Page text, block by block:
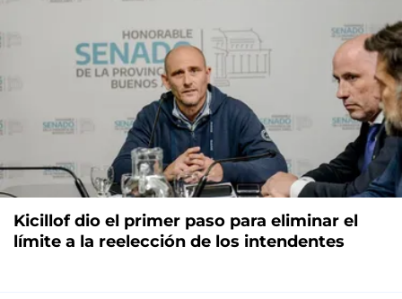
Kicillof dio el primer paso para eliminar el
límite a la reelección de los intendentes